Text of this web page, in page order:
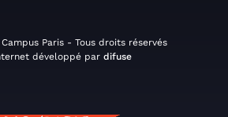
Paris - Tous droits réservés
développé par difuse